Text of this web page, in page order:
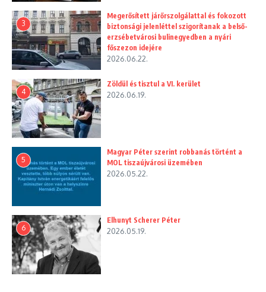
3
Megerősített járőrszolgálattal és fokozott
biztonsági jelenléttel szigorítanak a belső-
erzsébetvárosi bulinegyedben a nyári
főszezon idejére
2026.06.22.
4
Zöldül és tisztul a VI. kerület
2026.06.19.
5
Magyar Péter szerint robbanás történt a
MOL tiszaújvárosi üzemében
2026.05.22.
6
Elhunyt Scherer Péter
2026.05.19.